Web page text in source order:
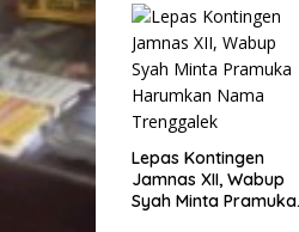
Oknum G Mengaku
Utusan Kadis
Disdagperin
Lepas Kontingen
Jamnas XII, Wabup
Syah Minta Pramuka